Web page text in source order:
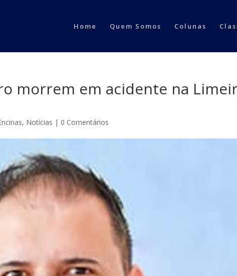
Home Quem Somos Colunas
morrem em acidente na
, Notícias | 0 Comentários